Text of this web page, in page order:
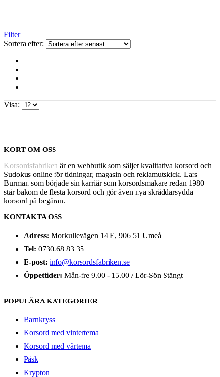
Filter
Sortera efter:
Visa:
KORT OM OSS
Korsordsfabriken är en webbutik som säljer kvalitativa korsord och
Sudokus online för tidningar, magasin och reklamutskick. Lars
Burman som började sin karriär som korsordsmakare redan 1980
står bakom de flesta korsord och gör även nya skräddarsydda
korsord på begäran.
KONTAKTA OSS
Adress: Morkullevägen 14 E, 906 51 Umeå
Tel: 0730-68 83 35
E-post: info@korsordsfabriken.se
Öppettider: Mån-fre 9.00 - 15.00 / Lör-Sön Stängt
POPULÄRA KATEGORIER
Barnkryss
Korsord med vintertema
Korsord med vårtema
Påsk
Krypton